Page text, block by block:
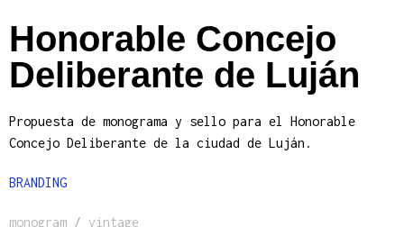
Honorable Concejo
Deliberante de Luján
Propuesta de monograma y sello para el Honorable
Concejo Deliberante de la ciudad de Luján.
BRANDING
monogram / vintage